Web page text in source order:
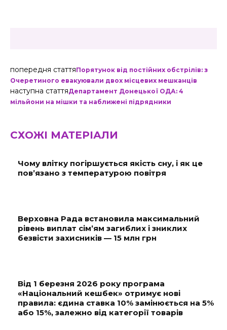
попередня статтяПорятунок від постійних обстрілів: з
Очеретиного евакуювали двох місцевих мешканців
наступна статтяДепартамент Донецької ОДА: 4
мільйони на мішки та наближені підрядники
СХОЖІ МАТЕРІАЛИ
Чому влітку погіршується якість сну, і як це
пов’язано з температурою повітря
Верховна Рада встановила максимальний
рівень виплат сім’ям загиблих і зниклих
безвісти захисників — 15 млн грн
Від 1 березня 2026 року програма
«Національний кешбек» отримує нові
правила: єдина ставка 10% замінюється на 5%
або 15%, залежно від категорії товарів